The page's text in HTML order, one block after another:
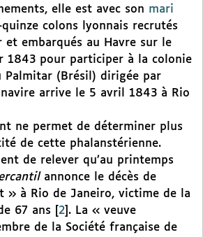
elle est avec son mari
colons lyonnais recrutés
et embarqués au Havre sur le
1843 pour participer à la colonie
Palmitar (Brésil) dirigée par
arrive le 5 avril 1843 à Rio
ne permet de déterminer plus
de cette phalanstérienne.
de relever qu’au printemps
annonce le décès de
» à Rio de Janeiro, victime de la
67 ans
2 . La « veuve
de la Société française de